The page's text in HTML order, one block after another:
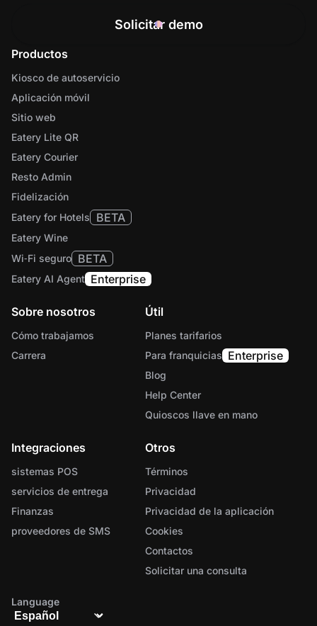
Solicitar demo
Productos
Kiosco de autoservicio
Aplicación móvil
Sitio web
Eatery Lite QR
Eatery Courier
Resto Admin
Fidelización
Eatery for Hotels
BETA
Eatery Wine
Wi‑Fi seguro BETA
Eatery AI Agent Enterprise
Sobre nosotros
Cómo trabajamos
Carrera
Útil
Planes tarifarios
Para franquicias Enterprise
Blog
Help Center
Quioscos llave en mano
Integraciones
sistemas POS
servicios de entrega
Finanzas
proveedores de SMS
Otros
Términos
Privacidad
Privacidad de la aplicación
Cookies
Contactos
Solicitar una consulta
Language